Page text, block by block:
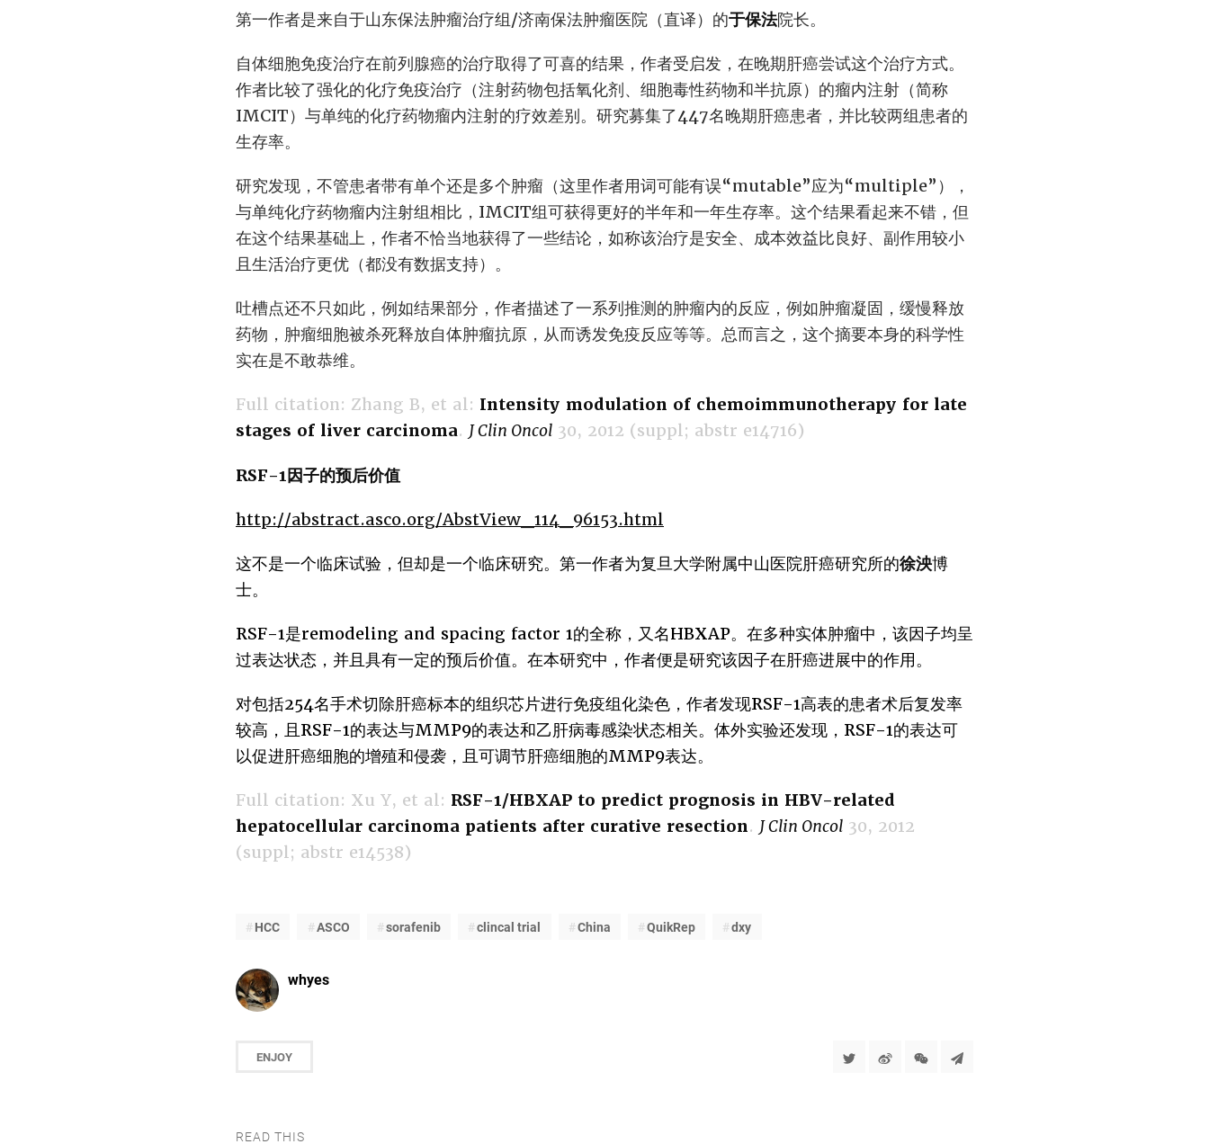
第一作者是来自于山东保法肿瘤治疗组/济南保法肿瘤医院（直译）的于保法院长。
自体细胞免疫治疗在前列腺癌的治疗取得了可喜的结果，作者受启发，在晚期肝癌尝试这个治疗方式。
作者比较了强化的化疗免疫治疗（注射药物包括氧化剂、细胞毒性药物和半抗原）的瘤内注射（简称
IMCIT）与单纯的化疗药物瘤内注射的疗效差别。研究募集了447名晚期肝癌患者，并比较两组患者的
生存率。
研究发现，不管患者带有单个还是多个肿瘤（这里作者用词可能有误“mutable”应为“multiple”），
与单纯化疗药物瘤内注射组相比，IMCIT组可获得更好的半年和一年生存率。这个结果看起来不错，但
在这个结果基础上，作者不恰当地获得了一些结论，如称该治疗是安全、成本效益比良好、副作用较小
且生活治疗更优（都没有数据支持）。
吐槽点还不只如此，例如结果部分，作者描述了一系列推测的肿瘤内的反应，例如肿瘤凝固，缓慢释放
药物，肿瘤细胞被杀死释放自体肿瘤抗原，从而诱发免疫反应等等。总而言之，这个摘要本身的科学性
实在是不敢恭维。
Full citation: Zhang B, et al: Intensity modulation of chemoimmunotherapy for late
stages of liver carcinoma. J Clin Oncol 30, 2012 (suppl; abstr e14716)
RSF-1因子的预后价值
http://abstract.asco.org/AbstView_114_96153.html
这不是一个临床试验，但却是一个临床研究。第一作者为复旦大学附属中山医院肝癌研究所的徐泱博
士。
RSF-1是remodeling and spacing factor 1的全称，又名HBXAP。在多种实体肿瘤中，该因子均呈
过表达状态，并且具有一定的预后价值。在本研究中，作者便是研究该因子在肝癌进展中的作用。
对包括254名手术切除肝癌标本的组织芯片进行免疫组化染色，作者发现RSF-1高表的患者术后复发率
较高，且RSF-1的表达与MMP9的表达和乙肝病毒感染状态相关。体外实验还发现，RSF-1的表达可
以促进肝癌细胞的增殖和侵袭，且可调节肝癌细胞的MMP9表达。
Full citation: Xu Y, et al: RSF-1/HBXAP to predict prognosis in HBV-related
hepatocellular carcinoma patients after curative resection. J Clin Oncol 30, 2012
(suppl; abstr e14538)
HCC ASCO sorafenib clincal trial China QuikRep dxy
whyes
ENJOY
READ THIS